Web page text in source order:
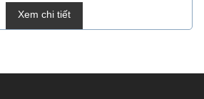
Xem chi tiết